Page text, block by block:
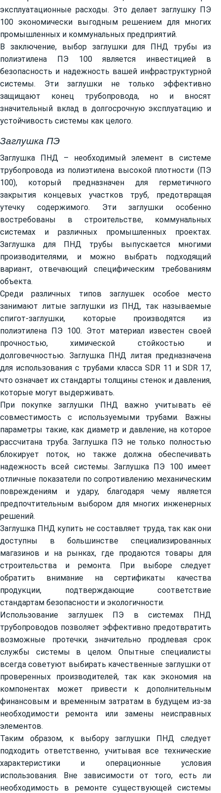
эксплуатационные расходы. Это делает заглушку ПЭ
100 экономически выгодным решением для многих
промышленных и коммунальных предприятий.
В заключение, выбор заглушки для ПНД трубы из
полиэтилена ПЭ 100 является инвестицией в
безопасность и надежность вашей инфраструктурной
системы. Эти заглушки не только эффективно
защищают конец трубопровода, но и вносят
значительный вклад в долгосрочную эксплуатацию и
устойчивость системы как целого.
Заглушка ПЭ
Заглушка ПНД – необходимый элемент в системе
трубопровода из полиэтилена высокой плотности (ПЭ
100), который предназначен для герметичного
закрытия концевых участков труб, предотвращая
утечку содержимого. Эти заглушки особенно
востребованы в строительстве, коммунальных
системах и различных промышленных проектах.
Заглушка для ПНД трубы выпускается многими
производителями, и можно выбрать подходящий
вариант, отвечающий специфическим требованиям
объекта.
Среди различных типов заглушек особое место
занимают литые заглушки из ПНД, так называемые
спигот-заглушки, которые производятся из
полиэтилена ПЭ 100. Этот материал известен своей
прочностью, химической стойкостью и
долговечностью. Заглушка ПНД литая предназначена
для использования с трубами класса SDR 11 и SDR 17,
что означает их стандарты толщины стенок и давления,
которые могут выдерживать.
При покупке заглушки ПНД важно учитывать её
совместимость с используемыми трубами. Важны
параметры такие, как диаметр и давление, на которое
рассчитана труба. Заглушка ПЭ не только полностью
блокирует поток, но также должна обеспечивать
надежность всей системы. Заглушка ПЭ 100 имеет
отличные показатели по сопротивлению механическим
повреждениям и удару, благодаря чему является
предпочтительным выбором для многих инженерных
решений.
Заглушка ПНД купить не составляет труда, так как они
доступны в большинстве специализированных
магазинов и на рынках, где продаются товары для
строительства и ремонта. При выборе следует
обратить внимание на сертификаты качества
продукции, подтверждающие соответствие
стандартам безопасности и экологичности.
Использование заглушек ПЭ в системах ПНД
трубопроводов позволяет эффективно предотвратить
возможные протечки, значительно продлевая срок
службы системы в целом. Опытные специалисты
всегда советуют выбирать качественные заглушки от
проверенных производителей, так как экономия на
компонентах может привести к дополнительным
финансовым и временным затратам в будущем из-за
необходимости ремонта или замены неисправных
элементов.
Таким образом, к выбору заглушки ПНД следует
подходить ответственно, учитывая все технические
характеристики и операционные условия
использования. Вне зависимости от того, есть ли
необходимость в ремонте существующей системы